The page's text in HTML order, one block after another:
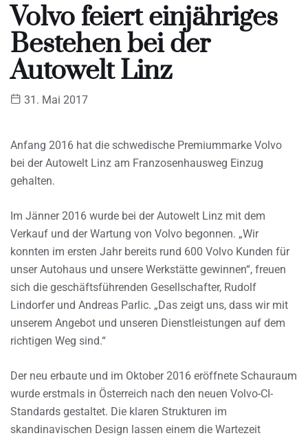
Volvo feiert einjähriges
Bestehen bei der
Autowelt Linz
31. Mai 2017
Anfang 2016 hat die schwedische Premiummarke Volvo
bei der Autowelt Linz am Franzosenhausweg Einzug
gehalten.
Im Jänner 2016 wurde bei der Autowelt Linz mit dem
Verkauf und der Wartung von Volvo begonnen. „Wir
konnten im ersten Jahr bereits rund 600 Volvo Kunden für
unser Autohaus und unsere Werkstätte gewinnen“, freuen
sich die geschäftsführenden Gesellschafter, Rudolf
Lindorfer und Andreas Parlic. „Das zeigt uns, dass wir mit
unserem Angebot und unseren Dienstleistungen auf dem
richtigen Weg sind.“
Der neu erbaute und im Oktober 2016 eröffnete Schauraum
wurde erstmals in Österreich nach den neuen Volvo-CI-
Standards gestaltet. Die klaren Strukturen im
skandinavischen Design lassen einem die Wartezeit